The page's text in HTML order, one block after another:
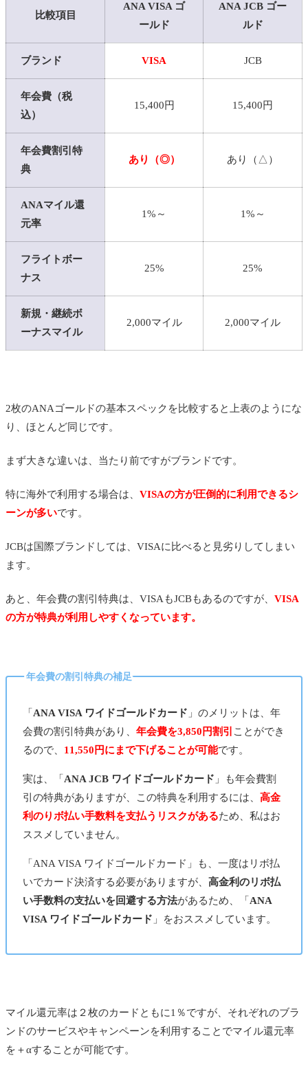
比較項目
ANA VISA ゴ
ールド
ANA JCB ゴー
ルド
ブランド VISA JCB
年会費（税
込）
15,400円 15,400円
年会費割引特
典
あり（◎） あり（△）
ANAマイル還
元率
1%～ 1%～
フライトボー
ナス
25% 25%
新規・継続ボ
ーナスマイル
2,000マイル 2,000マイル
2枚のANAゴールドの基本スペックを比較すると上表のようにな
り、ほとんど同じです。
まず大きな違いは、当たり前ですがブランドです。
特に海外で利用する場合は、 VISAの方が圧倒的に利用できるシ
ーンが多いです。
JCBは国際ブランドしては、VISAに比べると見劣りしてしまい
ます。
あと、年会費の割引特典は、VISAもJCBもあるのですが、 VISA
の方が特典が利用しやすくなっています。
年会費の割引特典の補足
「 ANA VISA ワイドゴールドカード 」のメリットは、年
会費の割引特典があり、 年会費を3,850円割引 ことができ
るので、 11,550円にまで下げることが可能です。
実は、「 ANA JCB ワイドゴールドカード 」も年会費割
引の特典がありますが、この特典を利用するには、 高金
利のりボ払い手数料を支払うリスクがあるため、私はお
ススメしていません。
「ANA VISA ワイドゴールドカード」も、一度はリボ払
いでカード決済する必要がありますが、 高金利のリボ払
い手数料の支払いを回避する方法があるため、「 ANA
VISA ワイドゴールドカード 」をおススメしています。
マイル還元率は２枚のカードともに1％ですが、それぞれのブラ
ンドのサービスやキャンペーンを利用することでマイル還元率
を＋αすることが可能です。